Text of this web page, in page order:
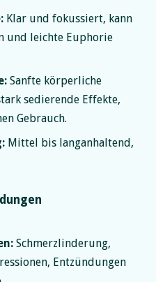
Klar und fokussiert, kann
und leichte Euphorie
Sanfte körperliche
sedierende Effekte,
Gebrauch.
Mittel bis langanhaltend,
Schmerzlinderung,
Entzündungen